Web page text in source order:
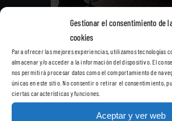
Gestionar el consentimiento de
cookies
Para ofrecer las mejores experiencias, utilizamos tecnologías
almacenar y/o acceder a la información del dispositivo. El
nos permitirá procesar datos como el comportamiento de
únicas en este sitio. No consentir o retirar el consentimiento,
ciertas características y funciones.
Aceptar y ver web